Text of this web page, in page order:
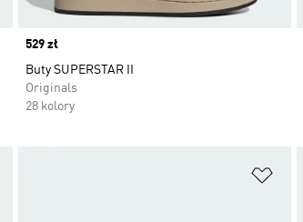
Price
529 zł
Buty SUPERSTAR II
Originals
28 kolory